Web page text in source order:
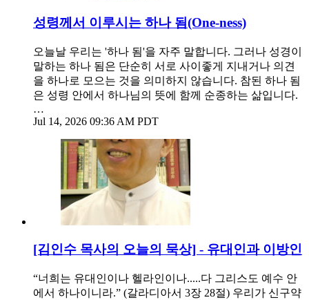
성령께서 이루시는 하나 됨(One-ness)
오늘날 우리는 '하나 됨'을 자주 말합니다. 그러나 성경이
말하는 하나 됨은 단순히 서로 사이좋게 지내거나 의견
을 하나로 모으는 것을 의미하지 않습니다. 참된 하나 됨
은 성령 안에서 하나님의 뜻에 함께 순종하는 삶입니다.
…
Jul 14, 2026 09:36 AM PDT
[김인수 목사의 오늘의 묵상] - 유대인과 이방인
“너희는 유대인이나 헬라인이나.....다 그리스도 예수 안
에서 하나이니라.” (갈라디아서 3장 28절) 우리가 신구약